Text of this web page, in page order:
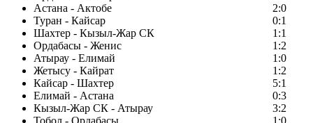
Астана - Актобе
2:0
Туран - Кайсар
0:1
Шахтер - Кызыл-Жар СК
1:1
Ордабасы - Женис
1:2
Атырау - Елимай
1:0
Жетысу - Кайрат
1:2
Кайсар - Шахтер
5:1
Елимай - Астана
0:3
Кызыл-Жар СК - Атырау
3:2